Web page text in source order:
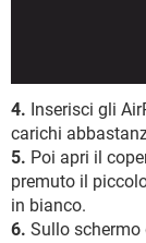
4. Inserisci gli
carichi
5. Poi apri il
premuto il
in bianco.
6. Sullo